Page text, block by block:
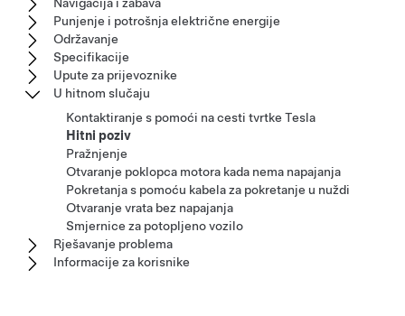
Punjenje i potrošnja električne energije
Održavanje
Specifikacije
Upute za prijevoznike
U hitnom slučaju
Kontaktiranje s pomoći na cesti tvrtke Tesla
Hitni poziv
Pražnjenje
Otvaranje poklopca motora kada nema napajanja
Pokretanja s pomoću kabela za pokretanje u nuždi
Otvaranje vrata bez napajanja
Smjernice za potopljeno vozilo
Rješavanje problema
Informacije za korisnike